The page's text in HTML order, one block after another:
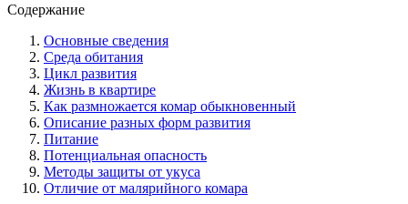
Содержание
Основные сведения
Среда обитания
Цикл развития
Жизнь в квартире
Как размножается комар обыкновенный
Описание разных форм развития
Питание
Потенциальная опасность
Методы защиты от укуса
Отличие от малярийного комара